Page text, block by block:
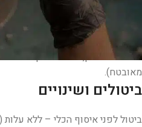
הזמנה מחייבת אישור טלפוני/כתוב
מחירים כוללים מע"מ אלא אם צוין
זמני איסוף/משלוח הם הערכה בלבד
תשלום במזומן, העברה בנקאית או
מאובטח).
ביטולים ושינויים